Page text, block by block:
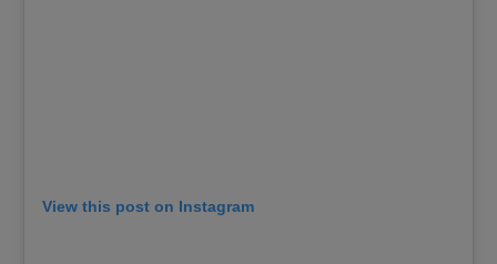
View this post on Instagram